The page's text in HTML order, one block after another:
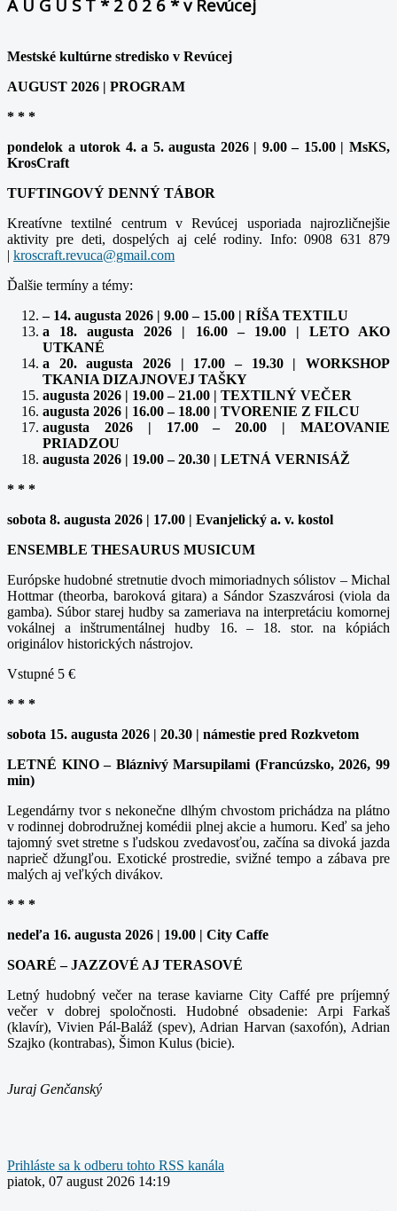
A U G U S T * 2 0 2 6 * v Revúcej
Mestské kultúrne stredisko v Revúcej
AUGUST 2026 | PROGRAM
* * *
pondelok a utorok 4. a 5. augusta 2026 | 9.00 – 15.00 | MsKS,
KrosCraft
TUFTINGOVÝ DENNÝ TÁBOR
Kreatívne textilné centrum v Revúcej usporiada najrozličnejšie
aktivity pre deti, dospelých aj celé rodiny. Info: 0908 631 879
|
Ďalšie termíny a témy:
– 14. augusta 2026 | 9.00 – 15.00 | RÍŠA TEXTILU
a 18. augusta 2026 | 16.00 – 19.00 | LETO AKO
UTKANÉ
a 20. augusta 2026 | 17.00 – 19.30 | WORKSHOP
TKANIA DIZAJNOVEJ TAŠKY
augusta 2026 | 19.00 – 21.00 | TEXTILNÝ VEČER
augusta 2026 | 16.00 – 18.00 | TVORENIE Z FILCU
augusta 2026 | 17.00 – 20.00 | MAĽOVANIE
PRIADZOU
augusta 2026 | 19.00 – 20.30 | LETNÁ VERNISÁŽ
* * *
sobota 8. augusta 2026 | 17.00 | Evanjelický a. v. kostol
ENSEMBLE THESAURUS MUSICUM
Európske hudobné stretnutie dvoch mimoriadnych sólistov – Michal
Hottmar (theorba, baroková gitara) a Sándor Szaszvárosi (viola da
gamba). Súbor starej hudby sa zameriava na interpretáciu komornej
vokálnej a inštrumentálnej hudby 16. – 18. stor. na kópiách
originálov historických nástrojov.
Vstupné 5 €
* * *
sobota 15. augusta 2026 | 20.30 | námestie pred Rozkvetom
LETNÉ KINO – Bláznivý Marsupilami (Francúzsko, 2026, 99
min)
Legendárny tvor s nekonečne dlhým chvostom prichádza na plátno
v rodinnej dobrodružnej komédii plnej akcie a humoru. Keď sa jeho
tajomný svet stretne s ľudskou zvedavosťou, začína sa divoká jazda
naprieč džungľou. Exotické prostredie, svižné tempo a zábava pre
malých aj veľkých divákov.
* * *
nedeľa 16. augusta 2026 | 19.00 | City Caffe
SOARÉ – JAZZOVÉ AJ TERASOVÉ
Letný hudobný večer na terase kaviarne City Caffé pre príjemný
večer v dobrej spoločnosti. Hudobné obsadenie: Arpi Farkaš
(klavír), Vivien Pál-Baláž (spev), Adrian Harvan (saxofón), Adrian
Szajko (kontrabas), Šimon Kulus (bicie).
Juraj Genčanský
Prihláste sa k odberu tohto RSS kanála
piatok, 07 august 2026 14:19